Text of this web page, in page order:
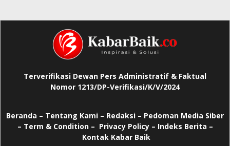
Terverifikasi Dewan Pers Administratif & Faktual
Nomor 1213/DP-Verifikasi/K/V/2024
Beranda – Tentang Kami – Redaksi – Pedoman Media Siber
– Term & Condition – Privacy Policy– Indeks Berita –
Kontak Kabar Baik